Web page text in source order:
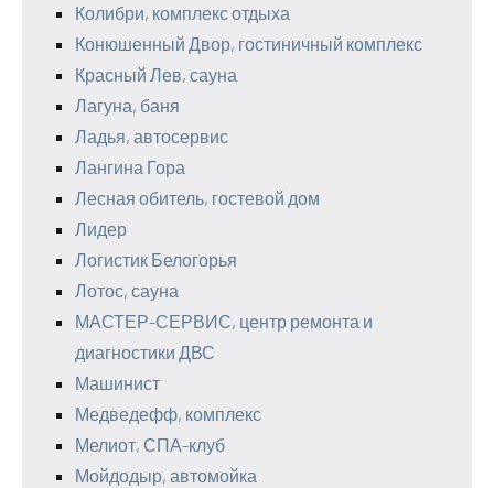
Колибри, комплекс отдыха
Конюшенный Двор, гостиничный комплекс
Красный Лев, сауна
Лагуна, баня
Ладья, автосервис
Лангина Гора
Лесная обитель, гостевой дом
Лидер
Логистик Белогорья
Лотос, сауна
МАСТЕР-СЕРВИС, центр ремонта и
диагностики ДВС
Машинист
Медведефф, комплекс
Мелиот, СПА-клуб
Мойдодыр, автомойка